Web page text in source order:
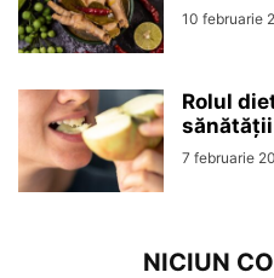
10 februarie
Rolul
7 februarie
NICIUN